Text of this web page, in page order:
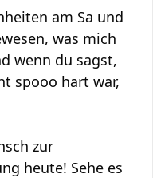
am Sa und
was mich
wenn du sagst,
spooo hart war,
zur
heute! Sehe es